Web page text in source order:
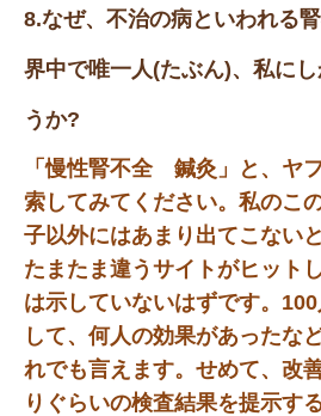
8.なぜ、不治の病といわれる
界中で唯一人(たぶん)、私に
うか?
「慢性腎不全 鍼灸」と、ヤ
索してみてください。私のこ
子以外にはあまり出てこない
たまたま違うサイトがヒット
は示していないはずです。
して、何人の効果があったな
れでも言えます。せめて、改
りぐらいの検査結果を提示す